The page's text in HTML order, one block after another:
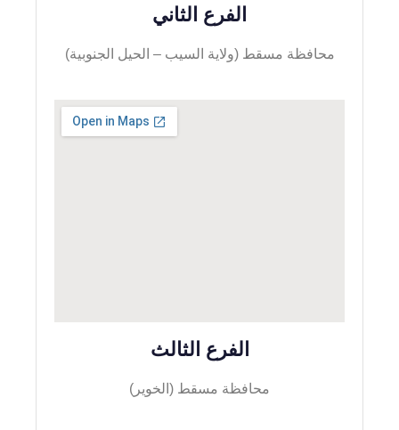
الفرع الثاني
محافظة مسقط (ولاية السيب – الحيل الجنوبية)
الفرع الثالث
محافظة مسقط (الخوير)